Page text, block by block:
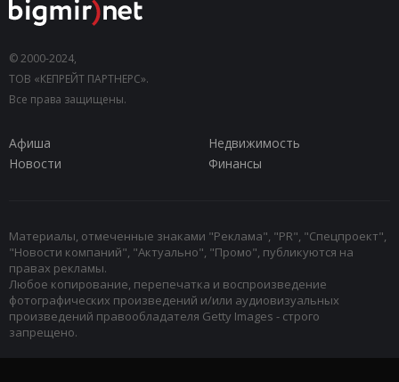
© 2000-2024,
ТОВ «КЕПРЕЙТ ПАРТНЕРС».
Все права защищены.
Афиша
Недвижимость
Новости
Финансы
Материалы, отмеченные знаками "Реклама", "PR", "Спецпроект",
"Новости компаний", "Актуально", "Промо", публикуются на
правах рекламы.
Любое копирование, перепечатка и воспроизведение
фотографических произведений и/или аудиовизуальных
произведений правообладателя Getty Images - строго
запрещено.